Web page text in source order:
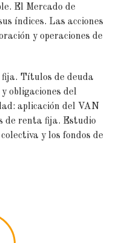
El Mercado de
índices. Las acciones
y operaciones de
Títulos de deuda
obligaciones del
aplicación del VAN
de renta fija. Estudio
y los fondos de